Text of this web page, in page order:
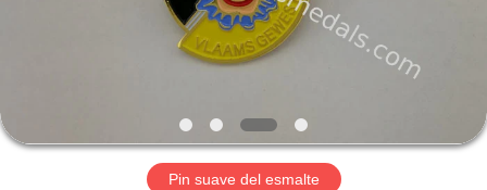
VIAJE
Pin suave del esmalte